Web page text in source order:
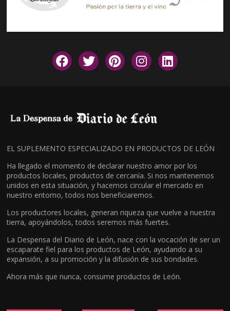
EL SUPLEMENTO ESPECIALIZADO EN PRODUCTOS DE LEÓN
Ha llegado el momento de declarar nuestro amor por los
productos locales, productos de cercanía. Si nos mantenemos
unidos en esta situación, y hacemos circular el mercado en
nuestro entorno, todos nos beneficiaremos.
Los productores locales, generan riqueza que vuelve a nuestra
tierra, apoyándolos, todos seremos más fuertes.
La Despensa del Diario de León, nace con la vocación de ser un
escaparate fiel para los productos de León, ayudando a su
expansión, a su promoción y la difusión de sus bondades.
Ahora más que nunca, consume productos de León.